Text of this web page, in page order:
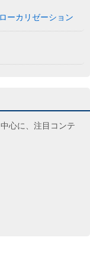
ーカリゼーション
心に、注目コンテ